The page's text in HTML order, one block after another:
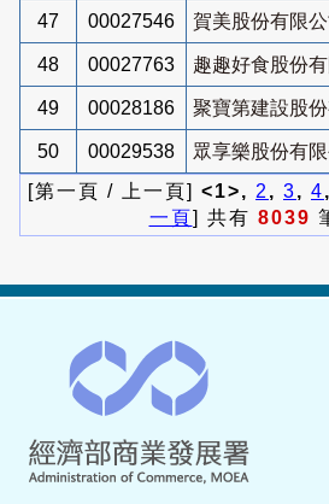
47 00027546 賀美股份有限公
48 00027763 趣趣好食股份
49 00028186 聚寶第建設股
50 00029538
眾享樂股份有限
[第一頁 / 上一頁] <1>, 2 , 3, 4,
一頁] 共有 8039